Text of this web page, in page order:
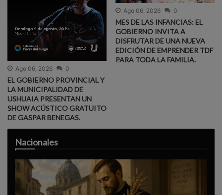
Ago 06, 2026 0
EL GOBIERNO PROVINCIAL Y
LA MUNICIPALIDAD DE
USHUAIA PRESENTAN UN
SHOW ACÚSTICO GRATUITO
DE GASPAR BENEGAS.
Ago 06, 2026 0
MES DE LAS INFANCIAS: EL
GOBIERNO INVITA A
DISFRUTAR DE UNA NUEVA
EDICIÓN DE EMPRENDER TDF
PARA TODA LA FAMILIA.
Nacionales